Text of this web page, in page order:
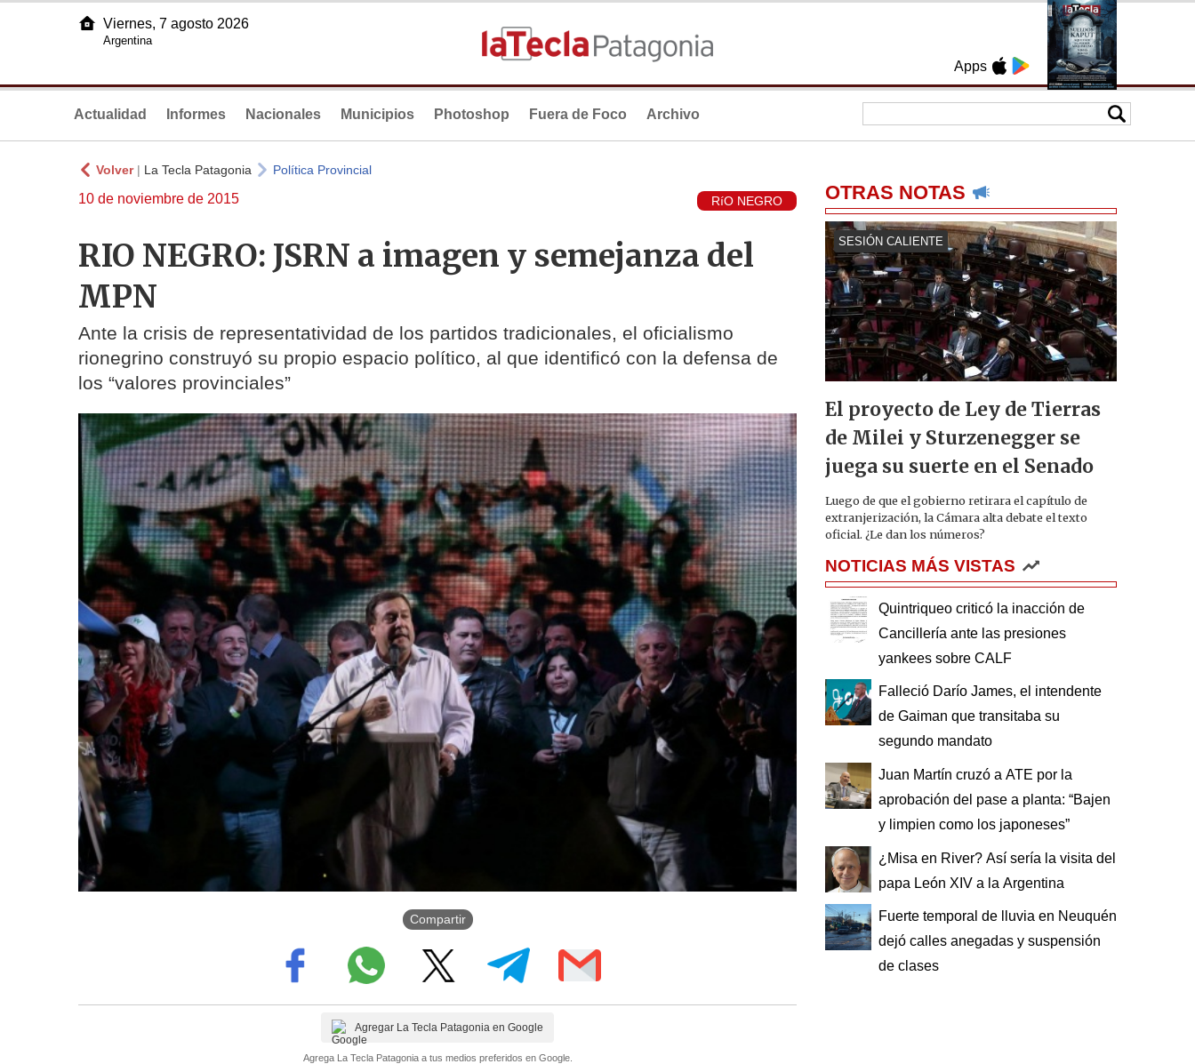
Apps
Viernes, 7 agosto 2026
Argentina
Actualidad Informes Nacionales Municipios Photoshop Fuera de Foco Archivo
Volver| La Tecla Patagonia Política Provincial
10 de noviembre de 2015 RíO NEGRO
RIO NEGRO: JSRN a imagen y semejanza del
MPN
Ante la crisis de representatividad de los partidos tradicionales, el oficialismo
rionegrino construyó su propio espacio político, al que identificó con la defensa de
los “valores provinciales”
Compartir
Agregar La Tecla Patagonia en Google
Agrega La Tecla Patagonia a tus medios preferidos en Google.
OTRAS NOTAS
SESIÓN CALIENTE
El proyecto de Ley de Tierras
de Milei y Sturzenegger se
juega su suerte en el Senado
Luego de que el gobierno retirara el capítulo de
extranjerización, la Cámara alta debate el texto
oficial. ¿Le dan los números?
NOTICIAS MÁS VISTAS
Quintriqueo criticó la inacción de
Cancillería ante las presiones
yankees sobre CALF
Falleció Darío James, el intendente
de Gaiman que transitaba su
segundo mandato
Juan Martín cruzó a ATE por la
aprobación del pase a planta: “Bajen
y limpien como los japoneses”
¿Misa en River? Así sería la visita del
papa León XIV a la Argentina
Fuerte temporal de lluvia en Neuquén
dejó calles anegadas y suspensión
de clases